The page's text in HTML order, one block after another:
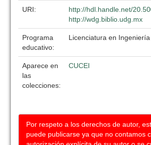
URI:
http://hdl.handle.net/
http://wdg.biblio.udg.mx
Programa
educativo:
Licenciatura en
Aparece en
las
colecciones:
CUCEI
Por respeto a los derechos de autor,
puede publicarse ya que no contamos